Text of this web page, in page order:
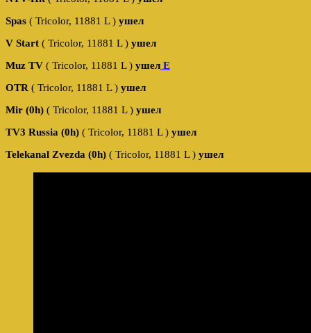
Spas ( Tricolor, 11881 L ) ушел
V Start ( Tricolor, 11881 L ) ушел
Muz TV ( Tricolor, 11881 L ) ушел E
OTR ( Tricolor, 11881 L ) ушел
Mir (0h) ( Tricolor, 11881 L ) ушел
TV3 Russia (0h) ( Tricolor, 11881 L ) ушел
Telekanal Zvezda (0h) ( Tricolor, 11881 L ) ушел